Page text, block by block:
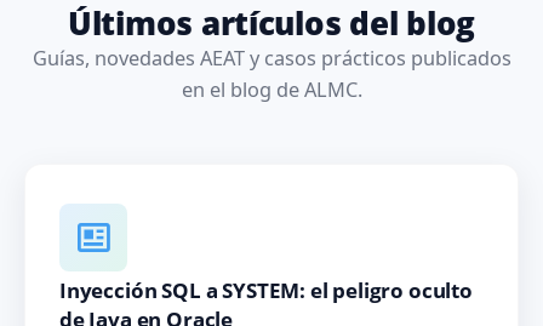
Últimos artículos del blog
Guías, novedades AEAT y casos prácticos publicados
en el blog de ALMC.
Inyección SQL a SYSTEM: el peligro oculto
de Java en Oracle